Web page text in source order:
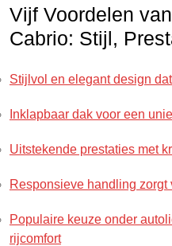
Vijf Voordelen
Cabrio: Stijl,
Stijlvol en elegant design
Inklapbaar dak voor een
Uitstekende prestaties met
Responsieve handling
Populaire keuze onder
rijcomfort